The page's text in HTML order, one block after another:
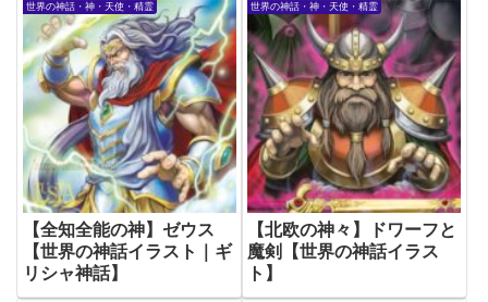
世界の神話・神・天使・精霊
【全知全能の神】ゼウス
【世界の神話イラスト｜ギ
リシャ神話】
世界の神話・神・天使・精霊
【北欧の神々】ドワーフと
魔剣【世界の神話イラス
ト】